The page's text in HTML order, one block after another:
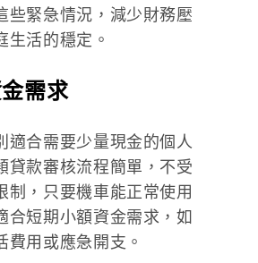
些緊急情況，減少財務壓
生活的穩定。
需求
適合需要少量現金的個人
貸款審核流程簡單，不受
制，只要機車能正常使用
合短期小額資金需求，如
費用或應急開支。